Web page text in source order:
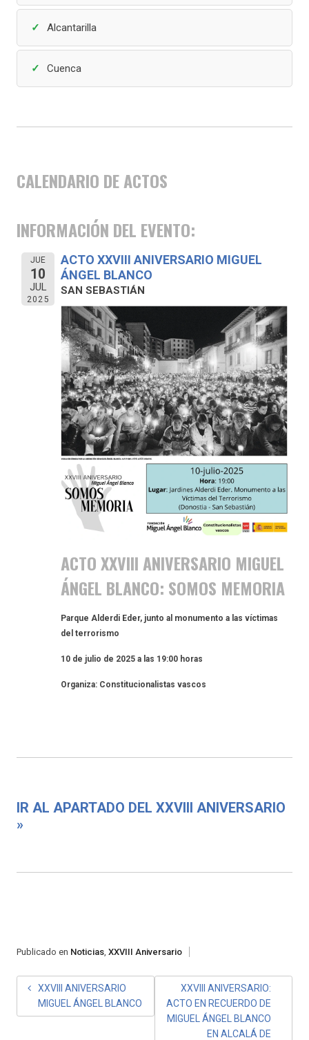
Alcantarilla
Cuenca
CALENDARIO DE ACTOS
INFORMACIÓN DEL EVENTO:
JUE
10
JUL
2025
ACTO XXVIII ANIVERSARIO MIGUEL
ÁNGEL BLANCO
SAN SEBASTIÁN
ACTO XXVIII ANIVERSARIO MIGUEL
ÁNGEL BLANCO: SOMOS MEMORIA
Parque Alderdi Eder, junto al monumento a las víctimas
del terrorismo
10 de julio de 2025 a las 19:00 horas
Organiza: Constitucionalistas vascos
IR AL APARTADO DEL XXVIII ANIVERSARIO
»
Publicado en Noticias, XXVIII Aniversario
NAVEGACIÓN
DE
XXVIII ANIVERSARIO
MIGUEL ÁNGEL BLANCO
XXVIII ANIVERSARIO:
ACTO EN RECUERDO DE
MIGUEL ÁNGEL BLANCO
EN ALCALÁ DE